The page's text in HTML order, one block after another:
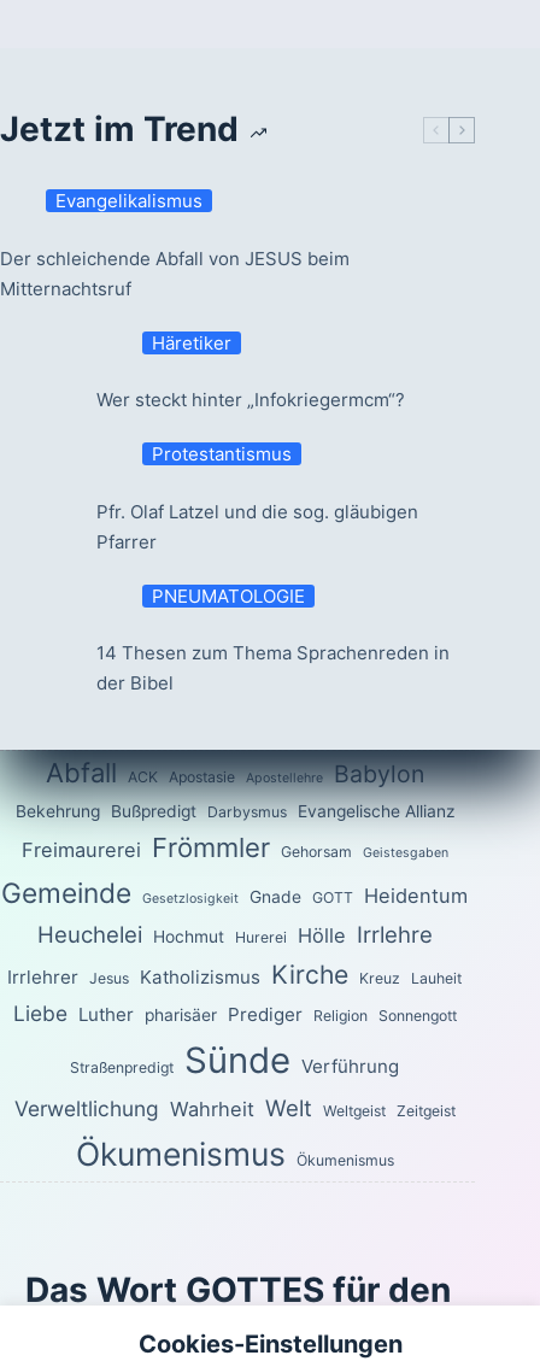
Jetzt im Trend
Evangelikalismus
Der schleichende Abfall von JESUS beim
Mitternachtsruf
Häretiker
Wer steckt hinter „Infokriegermcm“?
Protestantismus
Pfr. Olaf Latzel und die sog. gläubigen
Pfarrer
PNEUMATOLOGIE
14 Thesen zum Thema Sprachenreden in
der Bibel
Abfall ACK Apostasie Apostellehre Babylon
Bekehrung Bußpredigt Darbysmus Evangelische Allianz
Freimaurerei Frömmler Gehorsam Geistesgaben
Gemeinde Gesetzlosigkeit Gnade GOTT Heidentum
Heuchelei Hochmut Hurerei Hölle Irrlehre
Irrlehrer Jesus Katholizismus Kirche Kreuz Lauheit
Liebe Luther pharisäer Prediger Religion Sonnengott
Straßenpredigt Sünde Verführung
Verweltlichung Wahrheit Welt Weltgeist Zeitgeist
Ökumenismus Ökumenismus
Das Wort GOTTES für den
heutigen Tag
Cookies-Einstellungen